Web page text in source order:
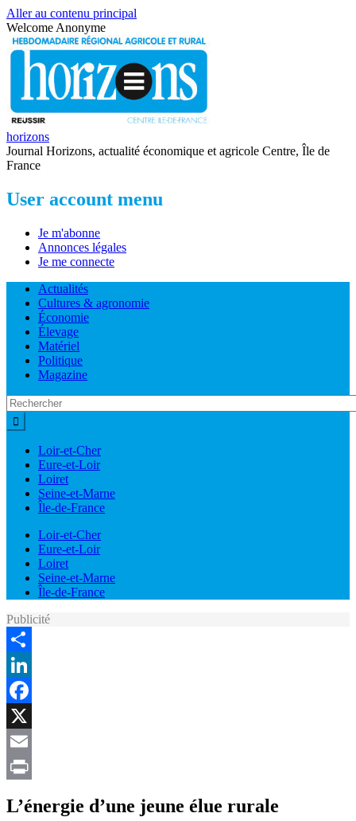
Aller au contenu principal
Welcome Anonyme
horizons
Journal Horizons, actualité économique et agricole Centre, Île de
France
User account menu
Je m'abonne
Annonces légales
Je me connecte
Actualités
Cultures & agronomie
Économie
Élevage
Matériel
Politique
Magazine
Loir-et-Cher
Eure-et-Loir
Loiret
Seine-et-Marne
Île-de-France
Loir-et-Cher
Eure-et-Loir
Loiret
Seine-et-Marne
Île-de-France
Publicité
Share
LinkedIn
Facebook
X
Email
L’énergie d’une jeune élue rurale